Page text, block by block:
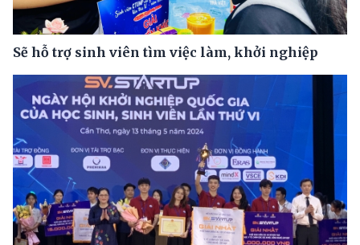
Sẽ hỗ trợ sinh viên tìm việc làm, khởi nghiệp